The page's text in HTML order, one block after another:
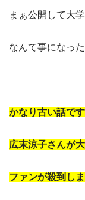
まぁ公開して大
なんて事になっ
かなり古い話です
広末涼子さんが
ファンが殺到し